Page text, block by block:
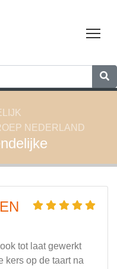
NEDERLAND
tot laat gewerkt
kers op de taart na